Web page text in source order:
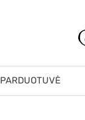
PARDUOTUVĖ